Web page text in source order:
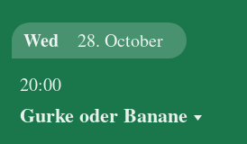
Wed 28. October
20:00
Gurke oder Banane